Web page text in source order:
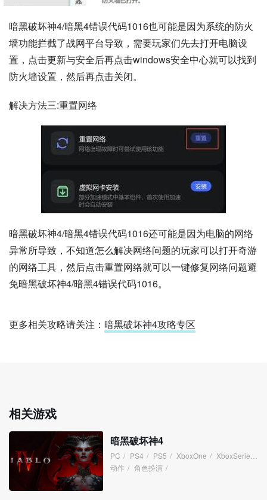
暗黑破坏神4/暗黑4错误代码1016也可能是因为系统的防火
墙功能拦截了战网平台导致，需要玩家们先去打开电脑设
置，点击更新与安全后再点击windows安全中心就可以找到
防火墙设置，然后再点击关闭。
解决方法三:重置网络
暗黑破坏神4/暗黑4错误代码1016还可能是因为电脑的网络
异常所导致，不知道怎么解决网络问题的玩家可以打开奇游
的网络工具，然后点击重置网络就可以一键修复网络问题避
免暗黑破坏神4/暗黑4错误代码1016。
更多相关攻略请关注： 暗黑破坏神4攻略专区
相关游戏
暗黑破坏神4
PC / PS4 / PS5 / XboxOne / XboxSeries
动作 / 角色扮演 /